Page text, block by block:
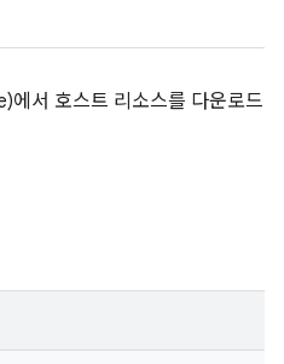
서 호스트 리소스를 다운로드